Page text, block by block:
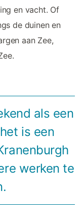
en vacht. Of
de duinen en
aan Zee,
als een
is een
werken te